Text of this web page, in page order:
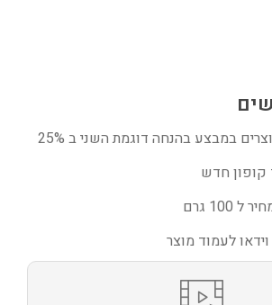
במבצע בהנחה דוגמת השני ב 25%
קופון חדש
גרם
לעמוד מוצר